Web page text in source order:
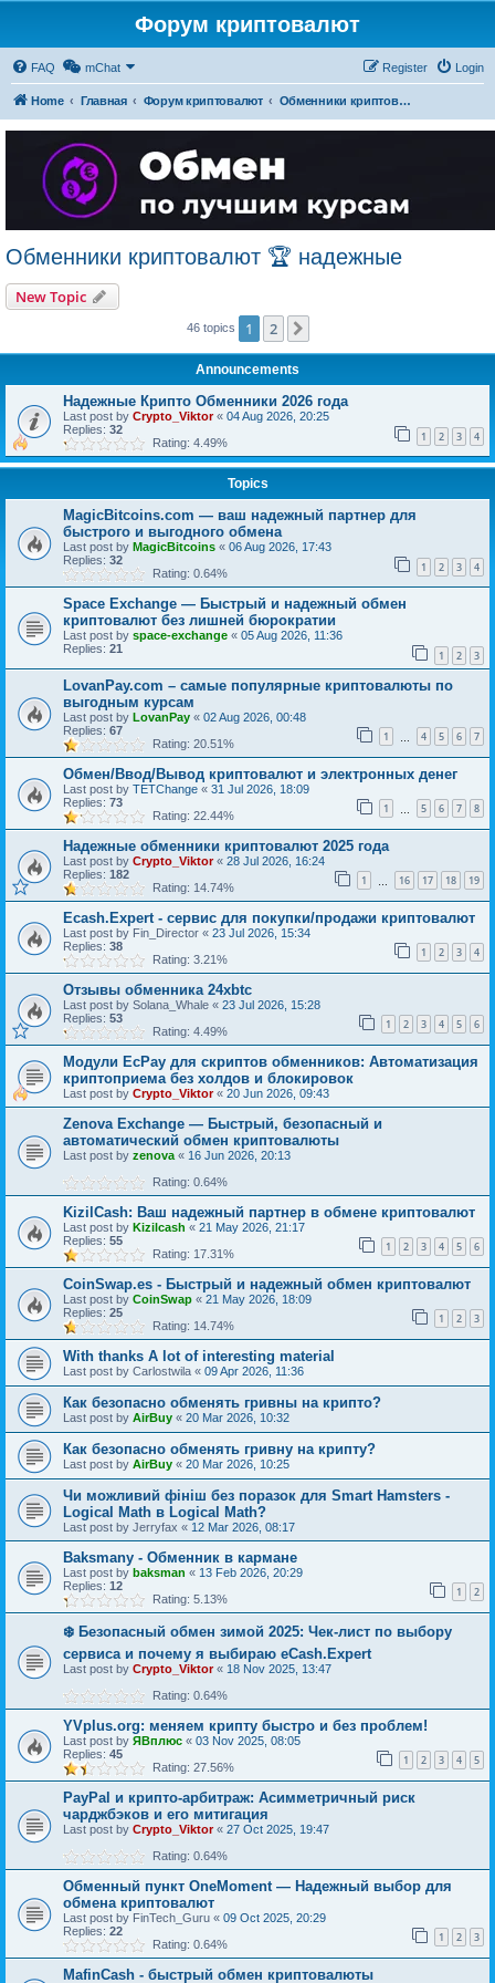
Форум криптовалют
FAQ mChat Login
Register
Home Главная Форум криптовалют Обменники криптовалют 🏆 надежные
Обменники криптовалют 🏆 надежные
New Topic
46 topics 1 2
Announcements
Надежные Крипто Обменники 2026 года
Last post by Crypto_Viktor« 04 Aug 2026, 20:25
Replies: 32 1 2 3 4
Rating: 4.49%
Topics
MagicBitcoins.com — ваш надежный партнер для
быстрого и выгодного обмена
Last post by MagicBitcoins « 06 Aug 2026, 17:43
Replies: 32 1 2 3 4
Rating: 0.64%
Space Exchange — Быстрый и надежный обмен
криптовалют без лишней бюрократии
Last post by space-exchange « 05 Aug 2026, 11:36
Replies: 21 1 2 3
LovanPay.com – самые популярные криптовалюты по
выгодным курсам
Last post by LovanPay « 02 Aug 2026, 00:48
Replies: 67 1 4 5 6 7
Rating: 20.51%
Обмен/Ввод/Вывод криптовалют и электронных денег
Last post by TETChange « 31 Jul 2026, 18:09
Replies: 73 1 5 6 7 8
Rating: 22.44%
Надежные обменники криптовалют 2025 года
Last post by Crypto_Viktor« 28 Jul 2026, 16:24
Replies: 182 1 16 17 18 19
Rating: 14.74%
Ecash.Expert - сервис для покупки/продажи криптовалют
Last post by Fin_Director « 23 Jul 2026, 15:34
Replies: 38 1 2 3 4
Rating: 3.21%
Отзывы обменника 24xbtc
Last post by Solana_Whale « 23 Jul 2026, 15:28
Replies: 53 1 2 3 4 5 6
Rating: 4.49%
Модули EcPay для скриптов обменников: Автоматизация
криптоприема без холдов и блокировок
Last post by Crypto_Viktor« 20 Jun 2026, 09:43
Zenova Exchange — Быстрый, безопасный и
автоматический обмен криптовалюты
Last post by zenova « 16 Jun 2026, 20:13
Rating: 0.64%
KizilCash: Ваш надежный партнер в обмене криптовалют
Last post by Kizilcash « 21 May 2026, 21:17
Replies: 55 1 2 3 4 5 6
Rating: 17.31%
CoinSwap.es - Быстрый и надежный обмен криптовалют
Last post by CoinSwap « 21 May 2026, 18:09
Replies: 25 1 2 3
Rating: 14.74%
With thanks A lot of interesting material
Last post by Carlostwila « 09 Apr 2026, 11:36
Как безопасно обменять гривны на крипто?
Last post by AirBuy « 20 Mar 2026, 10:32
Как безопасно обменять гривну на крипту?
Last post by AirBuy « 20 Mar 2026, 10:25
Чи можливий фініш без поразок для Smart Hamsters -
Logical Math в Logical Math?
Last post by Jerryfax « 12 Mar 2026, 08:17
Baksmany - Обменник в кармане
Last post by baksman « 13 Feb 2026, 20:29
Replies: 12 1 2
Rating: 5.13%
❄️ Безопасный обмен зимой 2025: Чек-лист по выбору
сервиса и почему я выбираю eCash.Expert
Last post by Crypto_Viktor« 18 Nov 2025, 13:47
Rating: 0.64%
YVplus.org: меняем крипту быстро и без проблем!
Last post by ЯВплюс « 03 Nov 2025, 08:05
Replies: 45 1 2 3 4 5
Rating: 27.56%
PayPal и крипто-арбитраж: Асимметричный риск
чарджбэков и его митигация
Last post by Crypto_Viktor« 27 Oct 2025, 19:47
Rating: 0.64%
Обменный пункт OneMoment — Надежный выбор для
обмена криптовалют
Last post by FinTech_Guru « 09 Oct 2025, 20:29
Replies: 22 1 2 3
Rating: 0.64%
MafinCash - быстрый обмен криптовалюты